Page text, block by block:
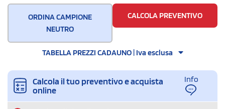
500
ORDINA CAMPIONE
NEUTRO
CALCOLA PREVENTIVO
TABELLA PREZZI CADAUNO | Iva esclusa
Calcola il tuo preventivo e acquista
online
Info